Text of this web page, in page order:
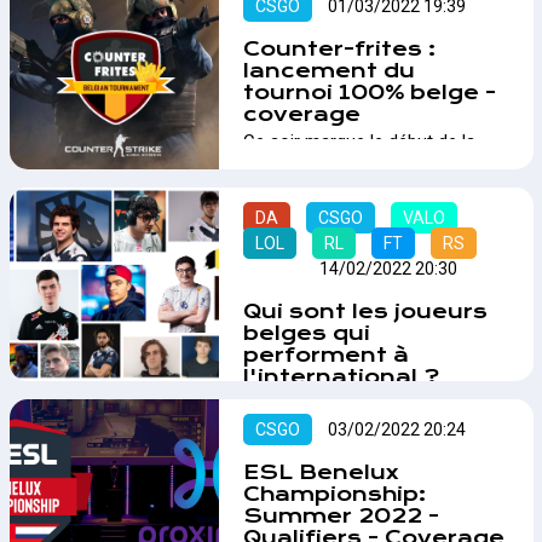
CSGO 01/03/2022 19:39
Counter-frites :
lancement du
tournoi 100% belge -
coverage
Ce soir marque le début de la
inscrites 100% belges pour ce
premier qualifier !…
DA CSGO
VALO
LOL
RL FT
RS
14/02/2022 20:30
Qui sont les joueurs
belges qui
performent à
l'international ?
de gagner de plus grandes
compétitions, les joueurs belges
n'ont bien souvent pas le choix
que de s'exporter à l'étranger.
Petit tour d’horizon afin
CSGO 03/02/2022 20:24
ESL Benelux
Championship:
Summer 2022 -
Qualifiers - Coverage